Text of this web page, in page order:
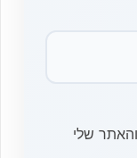
שלי